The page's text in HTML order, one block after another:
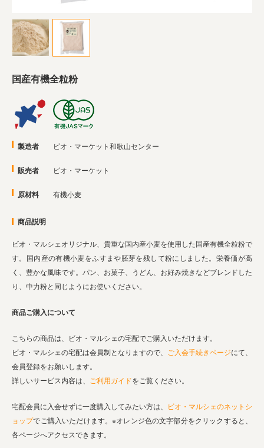
国産有機全粒粉
製造者 ビオ・マーケット和歌山センター
販売者 ビオ・マーケット
原材料 有機小麦
商品説明
ビオ・マルシェオリジナル、貴重な国内産小麦を使用した国産有機全粒粉で
す。国内産の有機小麦をふすまや胚芽を残して粉にしました。栄養価が高
く、豊かな風味です。パン、お菓子、うどん、お好み焼きなどブレンドした
り、中力粉と同じようにお使いください。
商品ご購入について
こちらの商品は、ビオ・マルシェの宅配でご購入いただけます。
ビオ・マルシェの宅配は会員制となりますので、 ご入会手続きページにて、
会員登録をお願いします。
詳しいサービス内容は、 ご利用ガイドをご覧ください。
宅配会員に入会せずに一度購入してみたい方は、
ビオ・マルシェのネットシ
ョップでご購入いただけます。※オレンジ色の文字部分をクリックすると、
各ページへアクセスできます。